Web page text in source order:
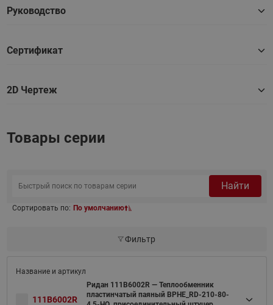
Руководство
Сертификат
2D Чертеж
Товары серии
Найти
Сортировать по: По умолчанию
Фильтр
111B6002R
Ридан 111B6002R — Теплообменник
пластинчатый паяный BPHE_RD-210-80-